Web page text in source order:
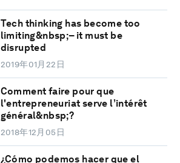
Tech thinking has become too
limiting&nbsp;– it must be
disrupted
2019年01月22日
Comment faire pour que
l'entrepreneuriat serve l’intérêt
général&nbsp;?
2018年12月05日
¿Cómo podemos hacer que el